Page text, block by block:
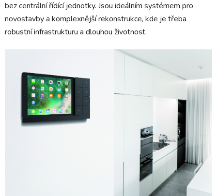
bez centrální řídící jednotky. Jsou ideálním systémem pro
novostavby a komplexnější rekonstrukce, kde je třeba
robustní infrastrukturu a dlouhou životnost.